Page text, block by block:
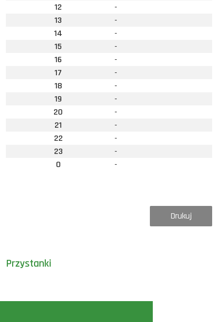
Przystanki
12
-
13
-
14
-
15
-
16
-
17
-
18
-
19
-
20
-
21
-
22
-
23
-
0
-
Drukuj